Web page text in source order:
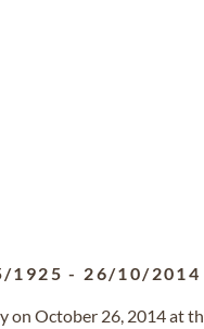
1925 - 26/10/2014
on October 26, 2014 at